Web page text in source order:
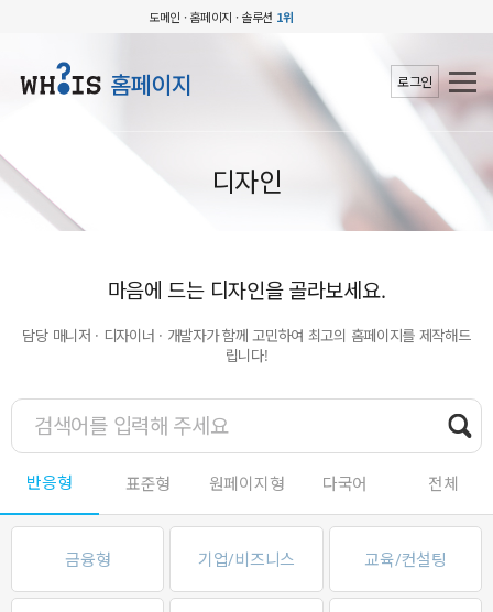
도메인 · 홈페이지 · 솔루션 1위
홈페이지 로그인
디자인
마음에 드는 디자인을 골라보세요.
담당 매니저 · 디자이너 · 개발자가 함께 고민하여 최고의 홈페이지를 제작해드
립니다!
반응형 표준형 원페이지형 다국어 전체
금융형 기업/비즈니스 교육/컨설팅